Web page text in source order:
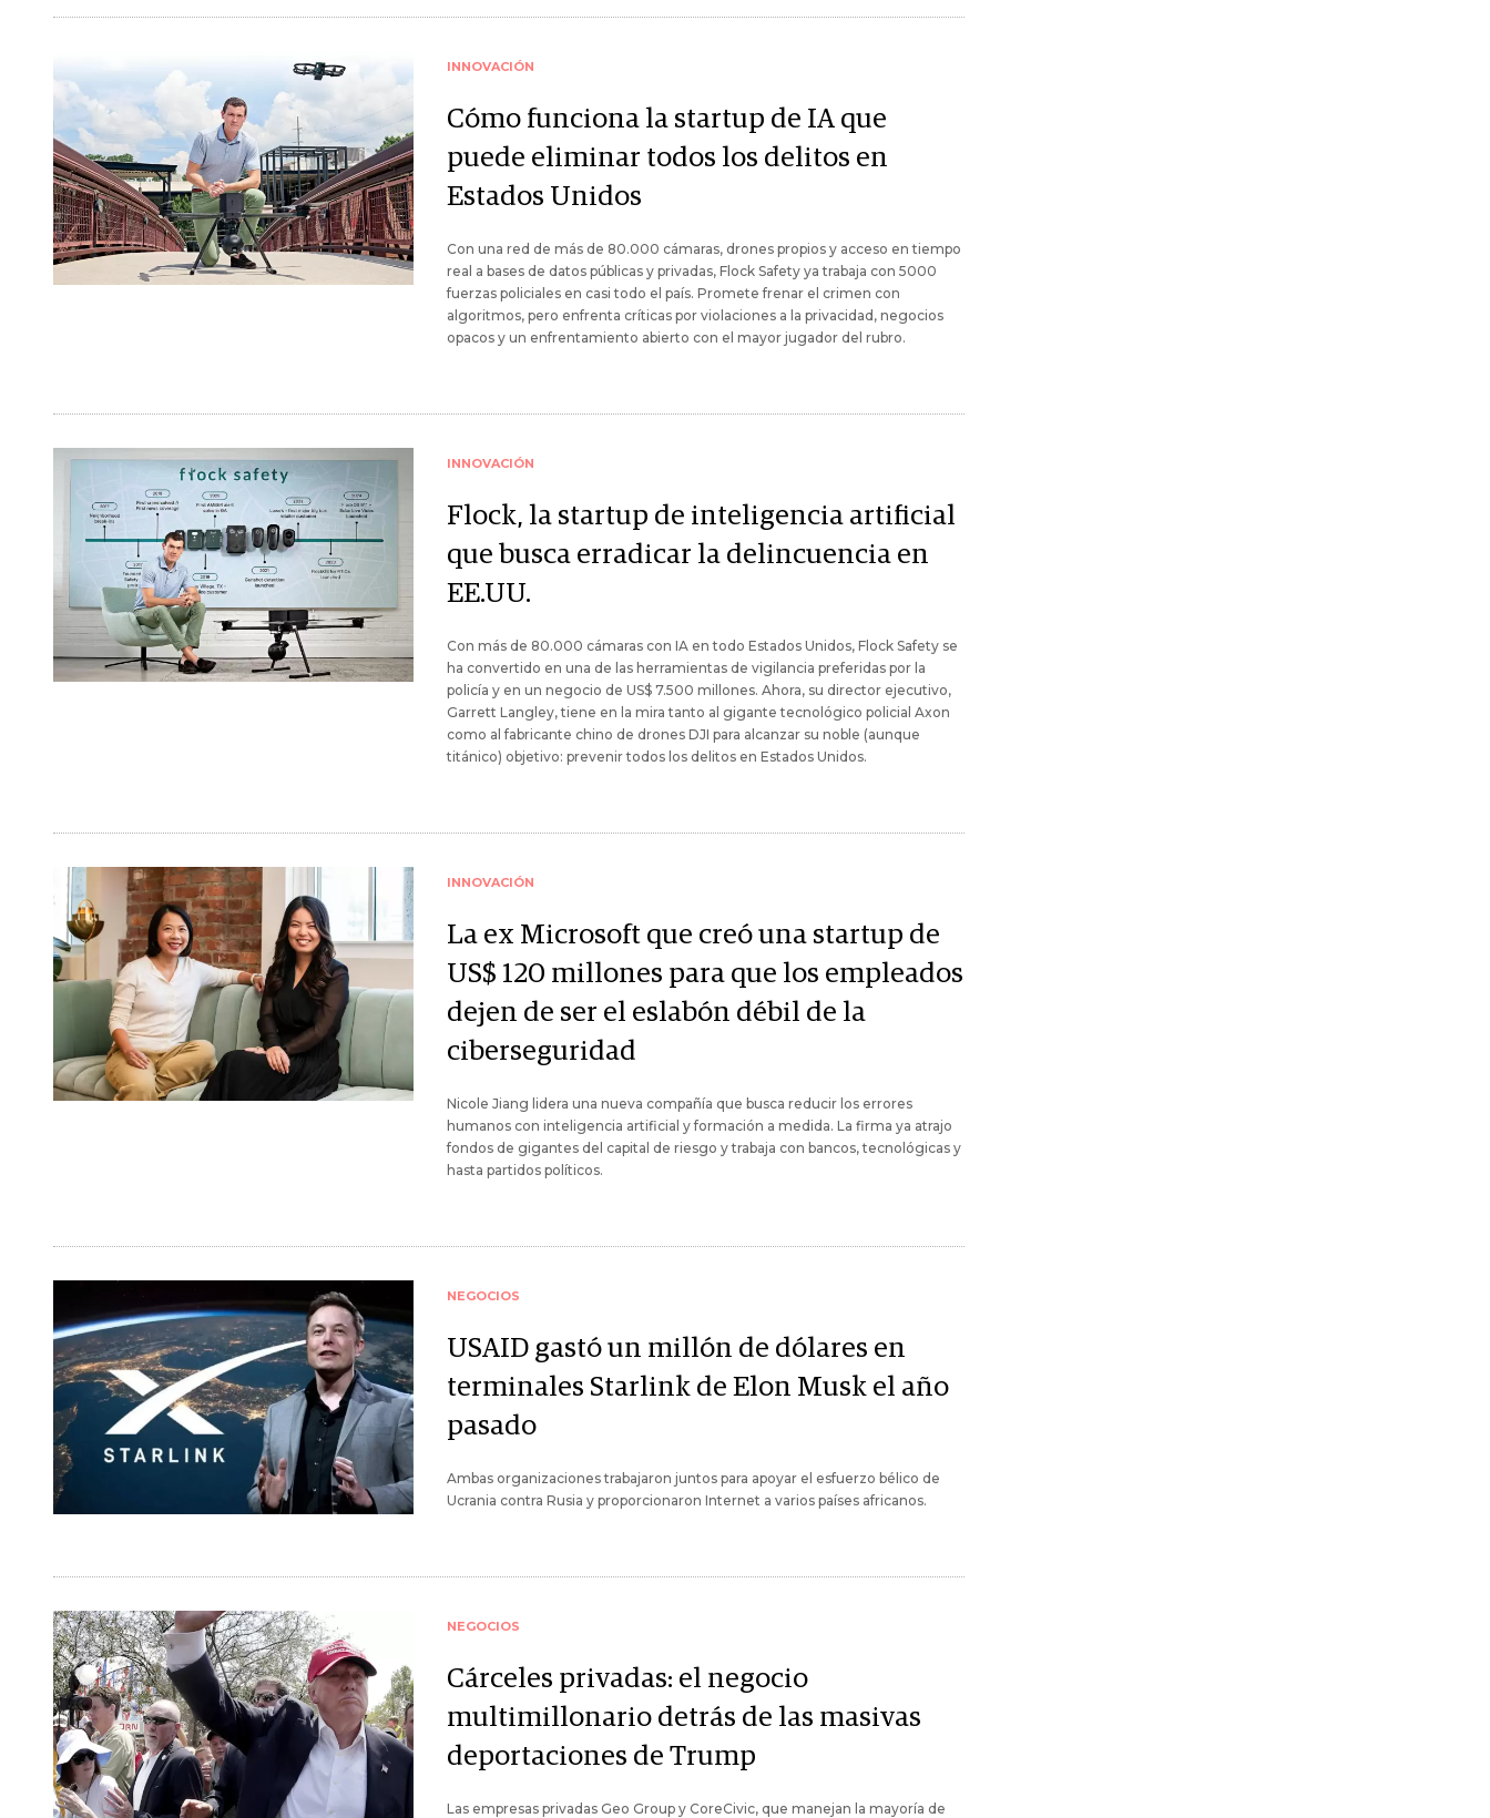
INNOVACIÓN
Cómo funciona la startup de IA que
puede eliminar todos los delitos en
Estados Unidos
Con una red de más de 80.000 cámaras, drones propios y acceso en tiempo
real a bases de datos públicas y privadas, Flock Safety ya trabaja con 5000
fuerzas policiales en casi todo el país. Promete frenar el crimen con
algoritmos, pero enfrenta críticas por violaciones a la privacidad, negocios
opacos y un enfrentamiento abierto con el mayor jugador del rubro.
INNOVACIÓN
Flock, la startup de inteligencia artificial
que busca erradicar la delincuencia en
EE.UU.
Con más de 80.000 cámaras con IA en todo Estados Unidos, Flock Safety se
ha convertido en una de las herramientas de vigilancia preferidas por la
policía y en un negocio de US$ 7.500 millones. Ahora, su director ejecutivo,
Garrett Langley, tiene en la mira tanto al gigante tecnológico policial Axon
como al fabricante chino de drones DJI para alcanzar su noble (aunque
titánico) objetivo: prevenir todos los delitos en Estados Unidos.
INNOVACIÓN
La ex Microsoft que creó una startup de
US$ 120 millones para que los empleados
dejen de ser el eslabón débil de la
ciberseguridad
Nicole Jiang lidera una nueva compañía que busca reducir los errores
humanos con inteligencia artificial y formación a medida. La firma ya atrajo
fondos de gigantes del capital de riesgo y trabaja con bancos, tecnológicas y
hasta partidos políticos.
NEGOCIOS
USAID gastó un millón de dólares en
terminales Starlink de Elon Musk el año
pasado
Ambas organizaciones trabajaron juntos para apoyar el esfuerzo bélico de
Ucrania contra Rusia y proporcionaron Internet a varios países africanos.
NEGOCIOS
Cárceles privadas: el negocio
multimillonario detrás de las masivas
deportaciones de Trump
Las empresas privadas Geo Group y CoreCivic, que manejan la mayoría de